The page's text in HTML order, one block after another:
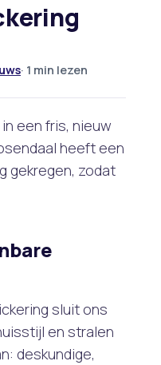
· 1 min lezen
een fris, nieuw
heeft een
gekregen, zodat
sluit ons
en stralen
deskundige,